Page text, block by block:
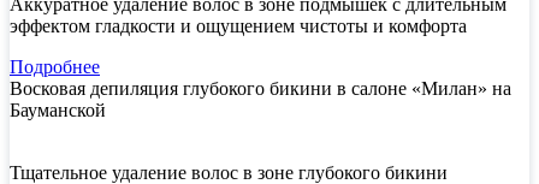
Аккуратное удаление волос в зоне подмышек с длительным
эффектом гладкости и ощущением чистоты и комфорта
Подробнее
Восковая депиляция глубокого бикини в салоне «Милан» на
Бауманской
Тщательное удаление волос в зоне глубокого бикини